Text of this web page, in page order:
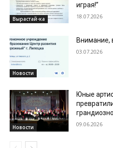
Вырастай-ка
играя!”
18.07.2026
Новости
Внимание,
03.07.2026
Новости
Юные
09.06.2026